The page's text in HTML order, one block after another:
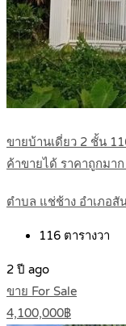
ขายบ้านเดี่ยว 2 ชั้น
ค้าขายได้ ราคาถูกมา
ตำบล แช่ช้าง อำเภอสั
116 ตารางวา
2 ปี ago
ขาย For Sale
4,100,000฿